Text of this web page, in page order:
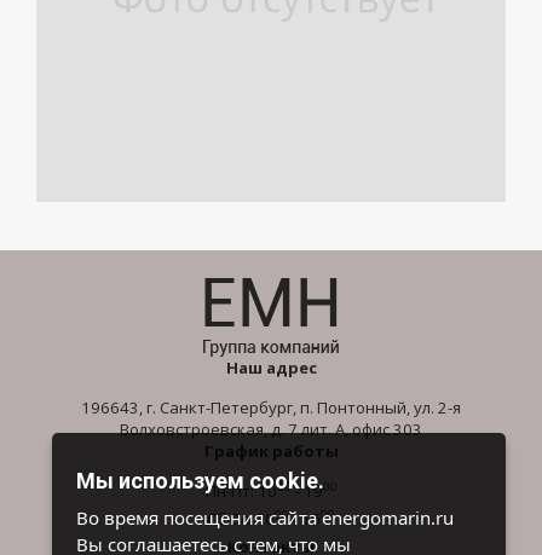
Наш адрес
196643, г. Санкт-Петербург, п. Понтонный, ул. 2-я
Волховстроевская, д. 7 лит. А, офис 303
График работы
Пн-Пт: 1000- 1900
Сб-Вс: 1000- 1600
Контакты
Мы используем cookie.
Во время посещения сайта energomarin.ru
Вы соглашаетесь с тем, что мы